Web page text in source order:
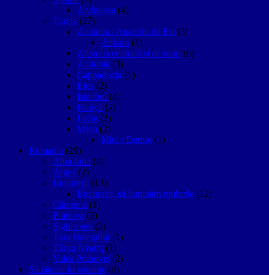
Andalusia (4)
Turcia (27)
Anatolia / Anadolu de Est (5)
Ankara (1)
Anatolia centrală și de nord (6)
Antiohia (3)
Cappadocia (1)
Efes (2)
Istanbul (4)
Konya (2)
Lycia (2)
Myra (2)
Mira / Demre (1)
Romania (29)
Alba Iulia (4)
Argeș (2)
București (13)
București, să luminăm umbrele (12)
Câmpina (1)
Prahova (2)
Sighişoara (2)
Țara Hațegului (1)
Târgu Neamţ (1)
Valea Prahovei (2)
Sănătatea în vacanțe (6)